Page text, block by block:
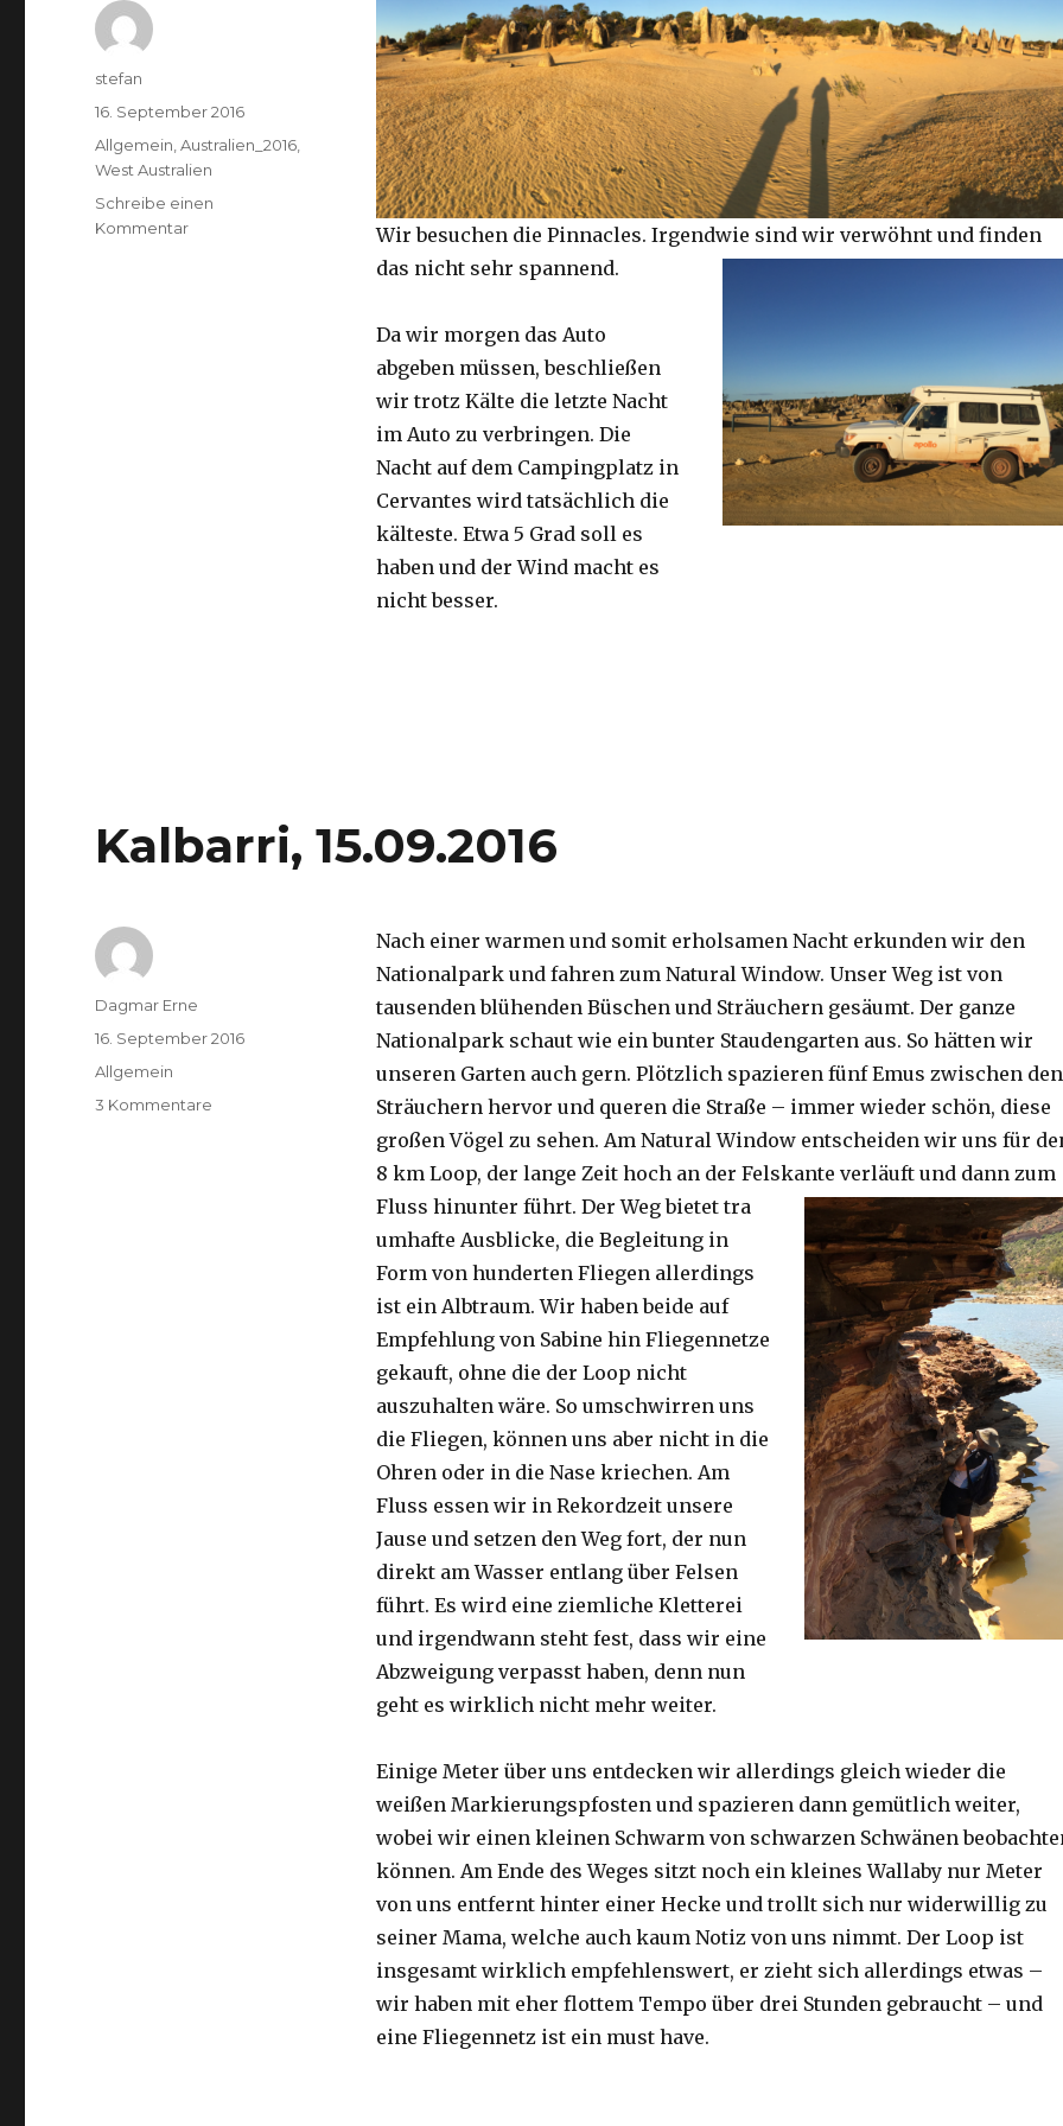
Wir besuchen die Pinnacles. Irgendwie sind wir verwöhnt und finden
das nicht sehr spannend.
Da wir morgen das Auto
abgeben müssen, beschließen
wir trotz Kälte die letzte Nacht
im Auto zu verbringen. Die
Nacht auf dem Campingplatz in
Cervantes wird tatsächlich die
kälteste. Etwa 5 Grad soll es
haben und der Wind macht es
nicht besser.
Autor
stefan
Veröffentlicht
am
16. September 2016
Kategorien
Allgemein,Australien_2016,
West Australien
Schreibe einen
Kommentarzu
Kalbarri, 15.09.2016
Nach einer warmen und somit erholsamen Nacht erkunden wir den
Nationalpark und fahren zum Natural Window. Unser Weg ist von
tausenden blühenden Büschen und Sträuchern gesäumt. Der ganze
Nationalpark schaut wie ein bunter Staudengarten aus. So hätten wir
unseren Garten auch gern. Plötzlich spazieren fünf Emus zwischen den
Sträuchern hervor und queren die Straße – immer wieder schön, diese
großen Vögel zu sehen. Am Natural Window entscheiden wir uns für
8 km Loop, der lange Zeit hoch an der Felskante verläuft und dann zum
Fluss hinunter führt. Der Weg bietet tra
umhafte Ausblicke, die Begleitung in
Form von hunderten Fliegen allerdings
ist ein Albtraum. Wir haben beide auf
Empfehlung von Sabine hin Fliegennetze
gekauft, ohne die der Loop nicht
auszuhalten wäre. So umschwirren uns
die Fliegen, können uns aber nicht in die
Ohren oder in die Nase kriechen. Am
Fluss essen wir in Rekordzeit unsere
Jause und setzen den Weg fort, der nun
direkt am Wasser entlang über Felsen
führt. Es wird eine ziemliche Kletterei
und irgendwann steht fest, dass wir eine
Abzweigung verpasst haben, denn nun
geht es wirklich nicht mehr weiter.
Einige Meter über uns entdecken wir allerdings gleich wieder die
weißen Markierungspfosten und spazieren dann gemütlich weiter,
wobei wir einen kleinen Schwarm von schwarzen Schwänen
können. Am Ende des Weges sitzt noch ein kleines Wallaby nur Meter
von uns entfernt hinter einer Hecke und trollt sich nur widerwillig zu
seiner Mama, welche auch kaum Notiz von uns nimmt. Der Loop ist
insgesamt wirklich empfehlenswert, er zieht sich allerdings etwas –
wir haben mit eher flottem Tempo über drei Stunden gebraucht – und
eine Fliegennetz ist ein must have.
Autor
Dagmar Erne
Veröffentlicht
am
16. September 2016
Kategorien
Allgemein
3 Kommentare